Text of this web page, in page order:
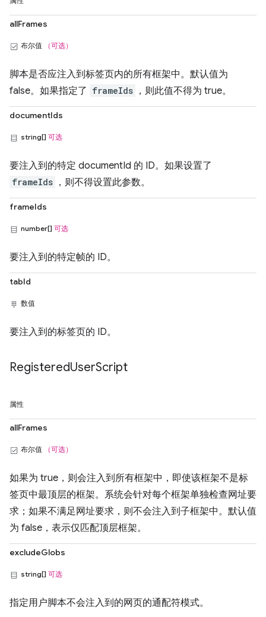
allFrames
布尔值 （可选）
脚本是否应注入到标签页内的所有框架中。默认值为
false。如果指定了 frameIds ，则此值不得为 true。
documentIds
string[] 可选
要注入到的特定 documentId 的 ID。如果设置了
frameIds ，则不得设置此参数。
frameIds
number[] 可选
要注入到的特定帧的 ID。
tabId
数值
要注入到的标签页的 ID。
RegisteredUserScript
属性
allFrames
布尔值 （可选）
如果为 true，则会注入到所有框架中，即使该框架不是标
签页中最顶层的框架。系统会针对每个框架单独检查网址要
求；如果不满足网址要求，则不会注入到子框架中。默认值
为 false，表示仅匹配顶层框架。
excludeGlobs
string[] 可选
指定用户脚本不会注入到的网页的通配符模式。